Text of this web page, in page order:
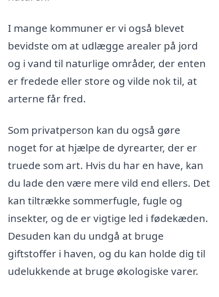
I mange kommuner er vi også blevet
bevidste om at udlægge arealer på jord
og i vand til naturlige områder, der enten
er fredede eller store og vilde nok til, at
arterne får fred.
Som privatperson kan du også gøre
noget for at hjælpe de dyrearter, der er
truede som art. Hvis du har en have, kan
du lade den være mere vild end ellers. Det
kan tiltrække sommerfugle, fugle og
insekter, og de er vigtige led i fødekæden.
Desuden kan du undgå at bruge
giftstoffer i haven, og du kan holde dig til
udelukkende at bruge økologiske varer.